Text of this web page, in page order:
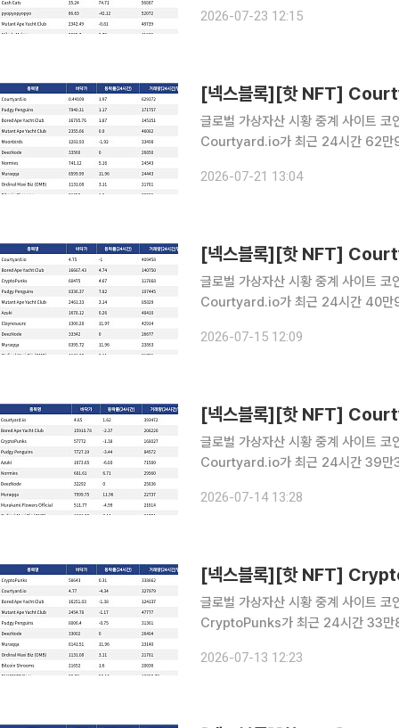
량 33만395달러를 기록하며 바닥가
2026-07-23 12:15
글로벌 가상자산 시황 중계 사이트
Courtyard.io가 최근 24시간 62만
거래량 17만1757달러를 기록하며 바
2026-07-21 13:04
글로벌 가상자산 시황 중계 사이트
Courtyard.io가 최근 24시간 40만
24시간 거래량 14만750달러를 기록
2026-07-15 12:09
글로벌 가상자산 시황 중계 사이트
Courtyard.io가 최근 24시간 39만
24시간 거래량 20만8220달러를 기
2026-07-14 13:28
글로벌 가상자산 시황 중계 사이트
CryptoPunks가 최근 24시간 33만
거래량 32만7979달러를 기록하며
2026-07-13 12:23